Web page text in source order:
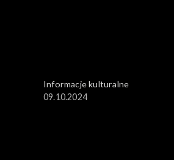
Informacje kulturalne
09.10.2024